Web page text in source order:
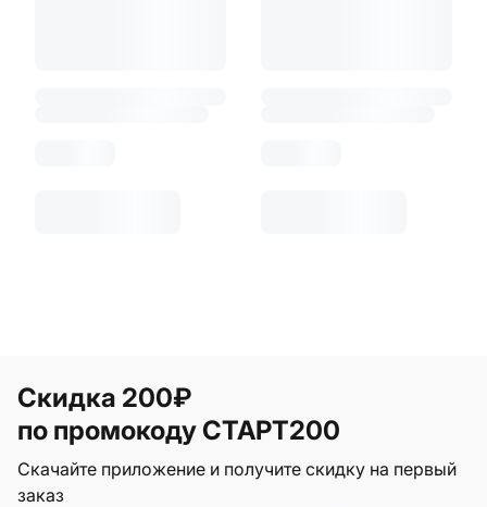
Скидка 200₽
по промокоду СТАРТ200
Скачайте приложение и получите скидку на первый
заказ